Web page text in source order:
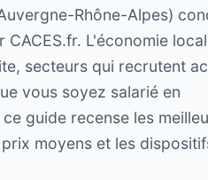
Rhône-Alpes)
L'économie
secteurs qui recrutent
vous soyez salarié en
guide recense les
moyens et les